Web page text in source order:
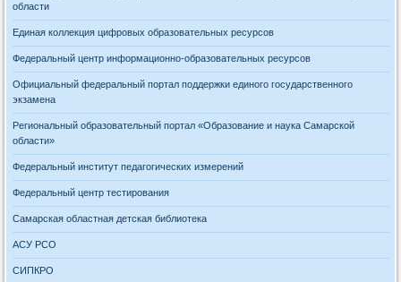
области
Единая коллекция цифровых образовательных ресурсов
Федеральный центр информационно-образовательных ресурсов
Официальный федеральный портал поддержки единого государственного
экзамена
Региональный образовательный портал «Образование и наука Самарской
области»
Федеральный институт педагогических измерений
Федеральный центр тестирования
Самарская областная детская библиотека
АСУ РСО
СИПКРО